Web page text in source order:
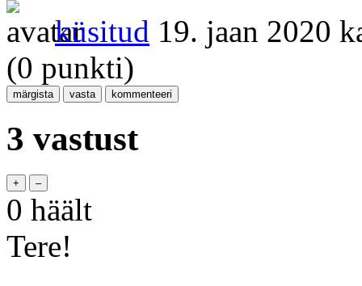
küsitud 19. jaan 2020
(0 punkti)
3 vastust
0 häält
Tere!